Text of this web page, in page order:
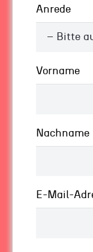
unterzugehen,
Erfahrungen,
dennoch
Unternehmen
hilfreich und
Sie dieses
Trockene.
Anrede
Vorname
Nachname
E-Mail-